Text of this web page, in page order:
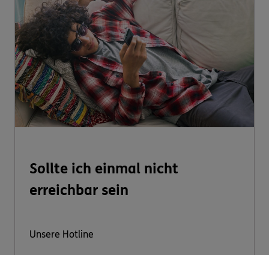
Sollte ich einmal nicht
erreichbar sein
Unsere Hotline